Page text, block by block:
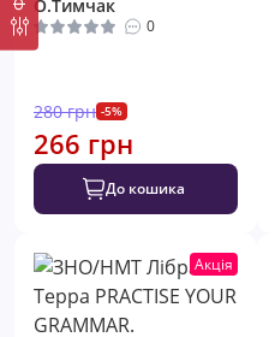
О.Тимчак
0
280 грн -5%
266 грн
До кошика
Акція